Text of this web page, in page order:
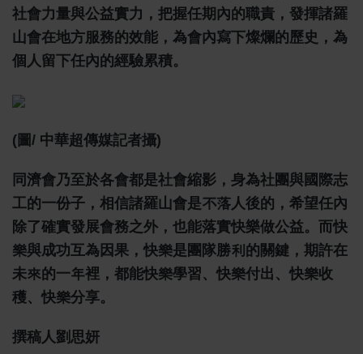
社會力量與公益實力，把握任期內的職責，發揮諸羅
山會在地方服務的效能，為會內寫下燦爛的歷史，為
個人留下任內的經驗累積。
(圖/ 中華超傳媒記者攝)
同濟會乃至於各會都是社會縮影，身為社團與國際志
工的一份子，相信諸羅山會是不落人後的，希望任內
除了確實發展會務之外，也能落實快樂做公益。而快
樂與成功互為因果，快樂是團隊勝利的關鍵，期許在
未來的一年裡，都能快樂學習、快樂付出、快樂收
穫、快樂分享。
撰稿人劉思妍